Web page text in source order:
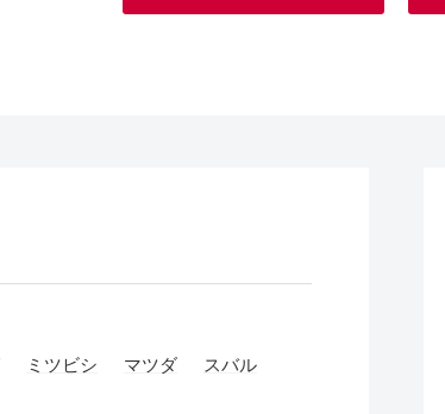
ミツビシ マツダ
スバル